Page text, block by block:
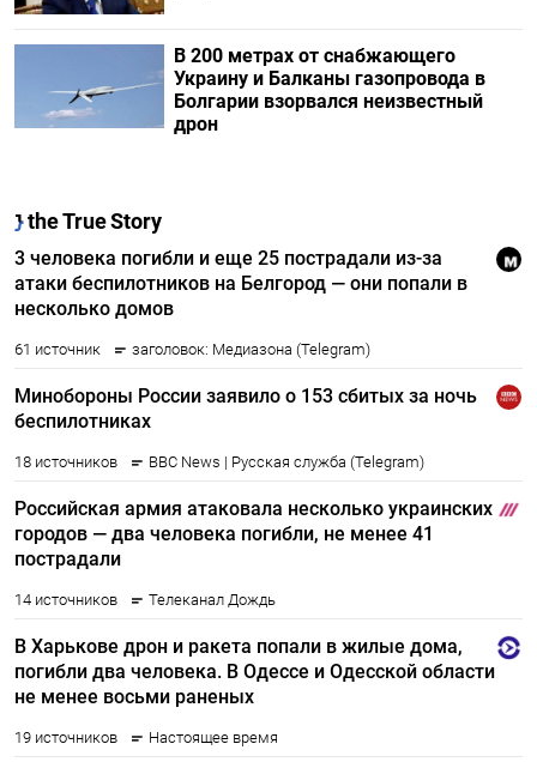
В 200 метрах от снабжающего
Украину и Балканы газопровода в
Болгарии взорвался неизвестный
дрон